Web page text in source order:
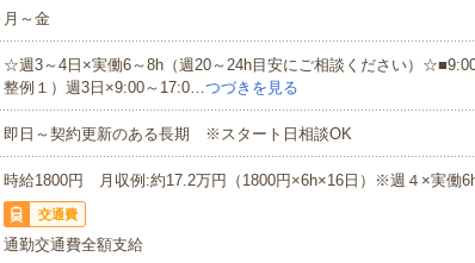
月～金
☆週3～4日×実働6～8h（週20～24h目安にご相談ください）
整例１）週3日×9:00～17:0…つづきを見る
即日～契約更新のある長期 ※スタート日相談OK
時給1800円 月収例:約17.2万円（1800円×6h×16日）※週４×実働
交通費
通勤交通費全額支給